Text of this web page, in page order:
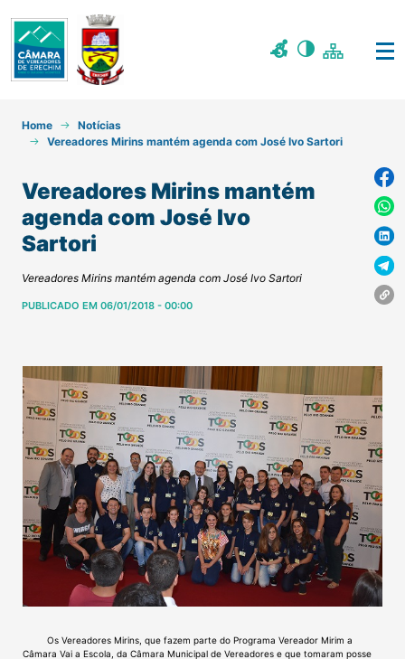
Home
Notícias
Vereadores Mirins mantém agenda com José Ivo Sartori
Vereadores Mirins mantém
agenda com José Ivo
Sartori
Vereadores Mirins mantém agenda com José Ivo Sartori
PUBLICADO EM 06/01/2018 - 00:00
Os Vereadores Mirins, que fazem parte do Programa Vereador Mirim a
Câmara Vai a Escola, da Câmara Municipal de Vereadores e que tomaram posse